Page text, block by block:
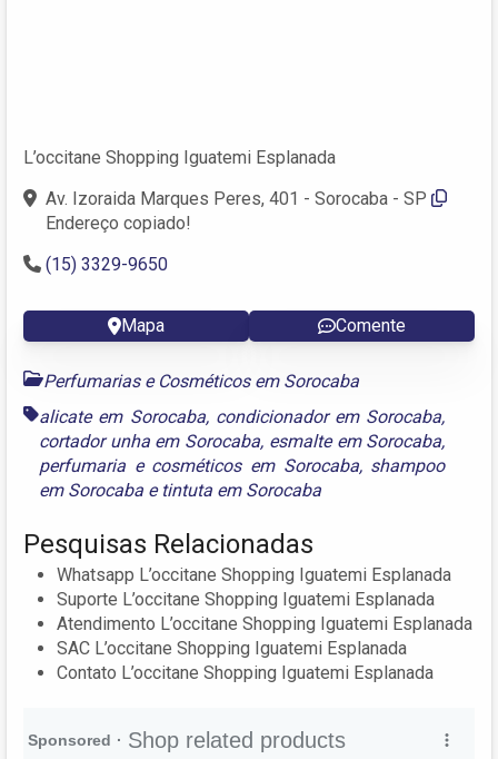
L’occitane Shopping Iguatemi Esplanada
Av. Izoraida Marques Peres, 401 - Sorocaba - SP
Endereço copiado!
(15) 3329-9650
Mapa Comente
Perfumarias e Cosméticos em Sorocaba
alicate em Sorocaba, condicionador em Sorocaba,
cortador unha em Sorocaba, esmalte em Sorocaba,
perfumaria e cosméticos em Sorocaba, shampoo
em Sorocaba e tintuta em Sorocaba
Pesquisas Relacionadas
Whatsapp L’occitane Shopping Iguatemi Esplanada
Suporte L’occitane Shopping Iguatemi Esplanada
Atendimento L’occitane Shopping Iguatemi Esplanada
SAC L’occitane Shopping Iguatemi Esplanada
Contato L’occitane Shopping Iguatemi Esplanada